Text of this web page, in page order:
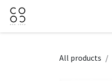
Skip to Content
All products